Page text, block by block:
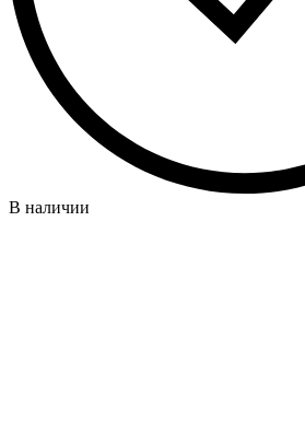
В наличии